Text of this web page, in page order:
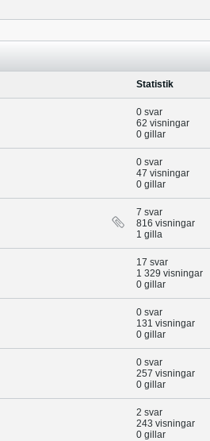
Statistik
0 svar
62 visningar
0 gillar
0 svar
47 visningar
0 gillar
7 svar
816 visningar
1 gilla
17 svar
1 329 visningar
0 gillar
0 svar
131 visningar
0 gillar
0 svar
257 visningar
0 gillar
2 svar
243 visningar
0 gillar